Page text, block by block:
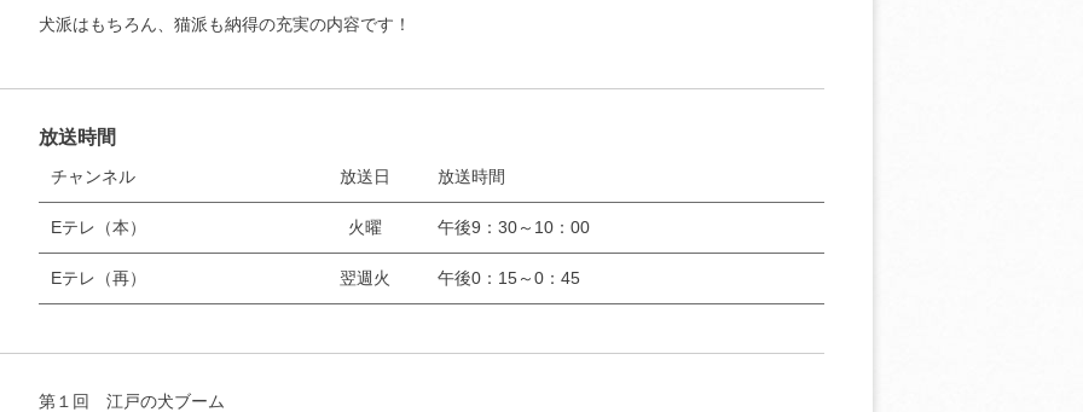
犬派はもちろん、猫派も納得の充実の内容です！
放送時間
チャンネル 放送日 放送時間
Eテレ（本） 火曜 午後9：30～10：00
Eテレ（再） 翌週火 午後0：15～0：45
第１回 江戸の犬ブーム